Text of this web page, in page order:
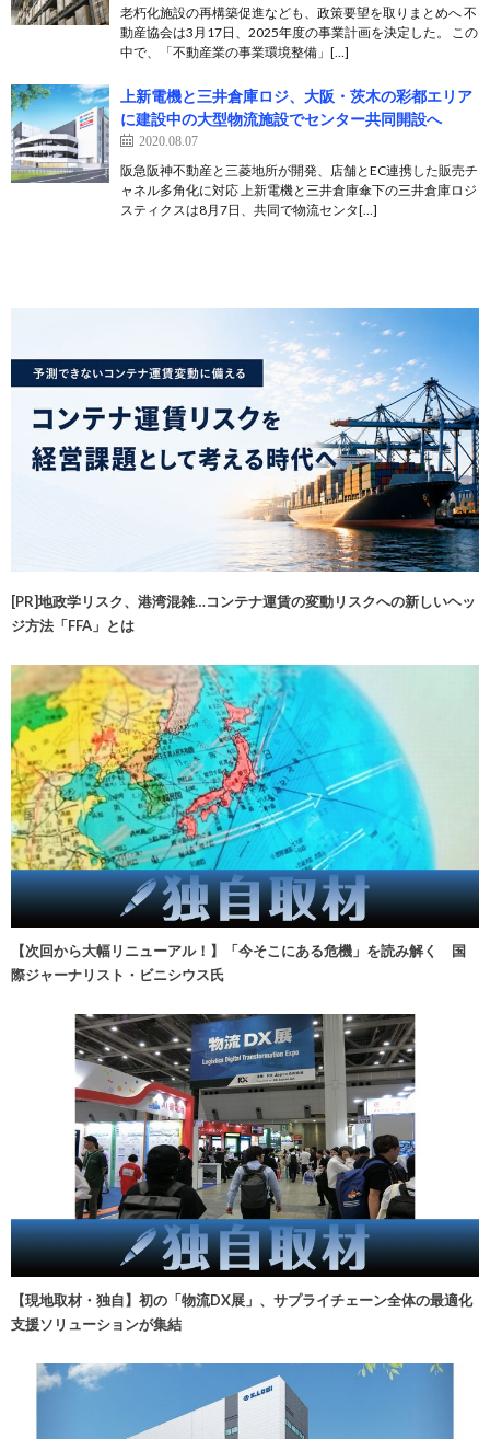
老朽化施設の再構築促進なども、政策要望を取りまとめへ 不
動産協会は3月17日、2025年度の事業計画を決定した。 この
中で、「不動産業の事業環境整備」[…]
上新電機と三井倉庫ロジ、大阪・茨木の彩都エリア
に建設中の大型物流施設でセンター共同開設へ
2020.08.07
阪急阪神不動産と三菱地所が開発、店舗とEC連携した販売チ
ャネル多角化に対応 上新電機と三井倉庫傘下の三井倉庫ロジ
スティクスは8月7日、共同で物流センタ[…]
[PR]地政学リスク、港湾混雑…コンテナ運賃の変動リスクへの新しいヘッ
ジ方法「FFA」とは
【次回から大幅リニューアル！】「今そこにある危機」を読み解く 国
際ジャーナリスト・ビニシウス氏
【現地取材・独自】初の「物流DX展」、サプライチェーン全体の最適化
支援ソリューションが集結